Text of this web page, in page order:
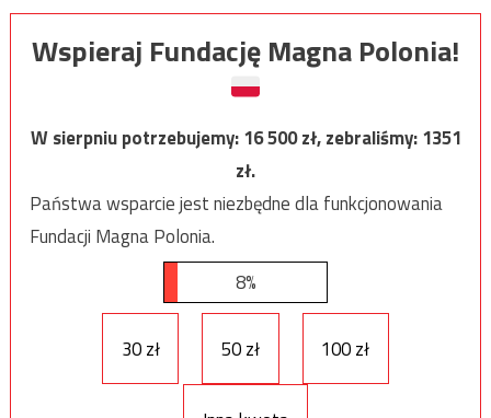
Wspieraj Fundację Magna Polonia!
W sierpniu potrzebujemy:16 500zł, zebraliśmy:1351
zł.
Państwa wsparcie jest niezbędne dla funkcjonowania
Fundacji Magna Polonia.
8%
30 zł 50 zł 100 zł